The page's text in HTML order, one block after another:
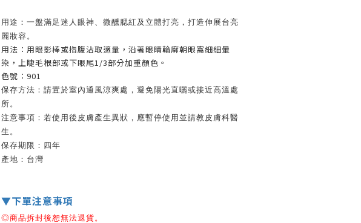
用途：一盤滿足迷人眼神、微醺腮紅及立體打亮，打造伸展台亮
麗妝容。
用法：用眼影棒或指腹沾取適量，沿著眼睛輪廓朝眼窩細細暈
染，上睫毛根部或下眼尾1/3部分加重顏色。
色號：901
保存方法：請置於室內通風涼爽處，避免陽光直曬或接近高溫處
所。
注意事項：若使用後皮膚產生異狀，應暫停使用並請教皮膚科醫
生。
保存期限：四年
產地：台灣
▼下單注意事項
◎商品拆封後恕無法退貨。